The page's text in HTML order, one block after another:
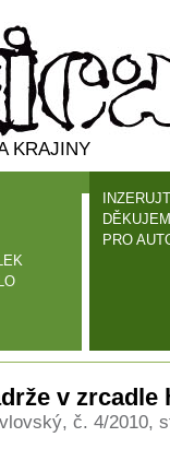
KRAJINY
PRO
v
č. 4/2010,